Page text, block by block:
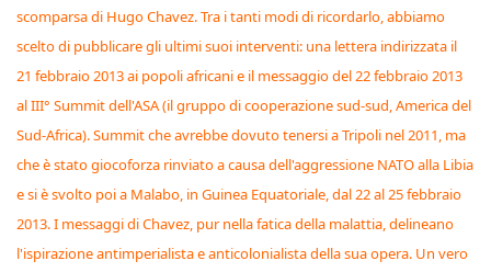
scomparsa di Hugo Chavez. Tra i tanti modi di ricordarlo, abbiamo
scelto di pubblicare gli ultimi suoi interventi: una lettera indirizzata il
21 febbraio 2013 ai popoli africani e il messaggio del 22 febbraio 2013
al III° Summit dell'ASA (il gruppo di cooperazione sud-sud, America del
Sud-Africa). Summit che avrebbe dovuto tenersi a Tripoli nel 2011, ma
che è stato giocoforza rinviato a causa dell'aggressione NATO alla Libia
e si è svolto poi a Malabo, in Guinea Equatoriale, dal 22 al 25 febbraio
2013. I messaggi di Chavez, pur nella fatica della malattia, delineano
l'ispirazione antimperialista e anticolonialista della sua opera. Un vero